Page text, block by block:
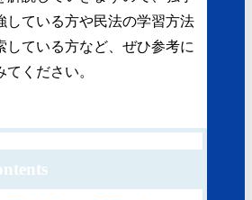
している方や民法の学習方法
している方など、ぜひ参考に
てください。